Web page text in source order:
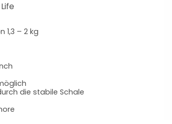
1,3 – 2 kg
die stabile Schale